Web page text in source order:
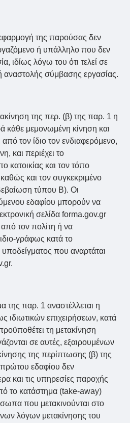
της παρούσας δεν
ή υπάλληλο που δεν
ιδίως λόγω του ότι τελεί σε
αναστολής σύμβασης εργασίας.
της περ. (β) της παρ. 1 η
κάθε μεμονωμένη κίνηση και
τον ίδιο τον ενδιαφερόμενο,
και περιέχει το
κατοικίας και τον τόπο
και τον συγκεκριμένο
τύπου Β). Οι
εδαφίου μπορούν να
σελίδα forma.gov.gr
τον πολίτη ή να
γράφως κατά το
υποδείγματος που αναρτάται
της παρ. 1 αναστέλλεται η
ιδιωτικών επιχειρήσεων, κατά
τη μετακίνηση
σε αυτές, εξαιρουμένων
της περίπτωσης (β) της
εδαφίου δεν
και τις υπηρεσίες παροχής
το κατάστημα (take-away)
που μετακινούνται στο
λόγων μετακίνησης του